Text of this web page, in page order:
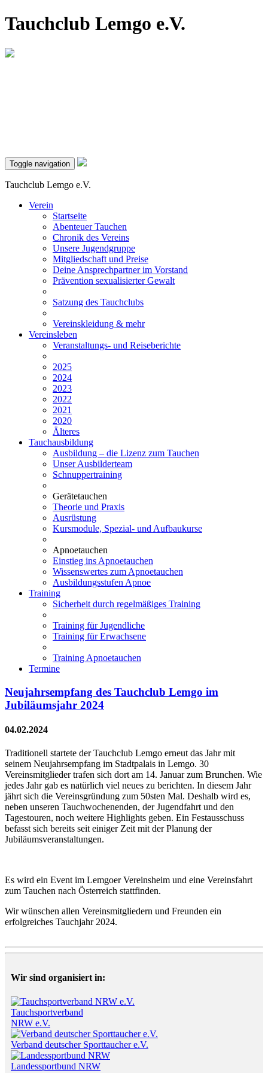
Tauchclub Lemgo e.V.
Toggle navigation
Tauchclub Lemgo e.V.
Verein
Startseite
Abenteuer Tauchen
Chronik des Vereins
Unsere Jugendgruppe
Mitgliedschaft und Preise
Deine Ansprechpartner im Vorstand
Prävention sexualisierter Gewalt
Satzung des Tauchclubs
Vereinskleidung & mehr
Vereinsleben
Veranstaltungs- und Reiseberichte
2025
2024
2023
2022
2021
2020
Älteres
Tauchausbildung
Ausbildung – die Lizenz zum Tauchen
Unser Ausbilderteam
Schnuppertraining
Gerätetauchen
Theorie und Praxis
Ausrüstung
Kursmodule, Spezial- und Aufbaukurse
Apnoetauchen
Einstieg ins Apnoetauchen
Wissenswertes zum Apnoetauchen
Ausbildungsstufen Apnoe
Training
Sicherheit durch regelmäßiges Training
Training für Jugendliche
Training für Erwachsene
Training Apnoetauchen
Termine
Neujahrsempfang des Tauchclub Lemgo im
Jubiläumsjahr 2024
04.02.2024
Traditionell startete der Tauchclub Lemgo erneut das Jahr mit
seinem Neujahrsempfang im Stadtpalais in Lemgo. 30
Vereinsmitglieder trafen sich dort am 14. Januar zum Brunchen. Wie
jedes Jahr gab es natürlich viel neues zu berichten. In diesem Jahr
jährt sich die Vereinsgründung zum 50sten Mal. Deshalb wird es,
neben unseren Tauchwochenenden, der Jugendfahrt und den
Tagestouren, noch weitere Highlights geben. Ein Festausschuss
befasst sich bereits seit einiger Zeit mit der Planung der
Jubiläumsveranstaltungen.
Es wird ein Event im Lemgoer Vereinsheim und eine Vereinsfahrt
zum Tauchen nach Österreich stattfinden.
Wir wünschen allen Vereinsmitgliedern und Freunden ein
erfolgreiches Tauchjahr 2024.
Wir sind organisiert in:
Tauchsportverband
NRW e.V.
Verband deutscher Sporttaucher e.V.
Landessportbund NRW